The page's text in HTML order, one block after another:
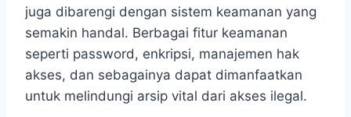
juga dibarengi dengan sistem keamanan yang
semakin handal. Berbagai fitur keamanan
seperti password, enkripsi, manajemen hak
akses, dan sebagainya dapat dimanfaatkan
untuk melindungi arsip vital dari akses ilegal.